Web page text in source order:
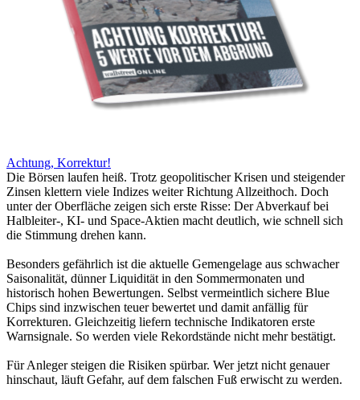
Achtung, Korrektur!
Die Börsen laufen heiß. Trotz geopolitischer Krisen und steigender
Zinsen klettern viele Indizes weiter Richtung Allzeithoch. Doch
unter der Oberfläche zeigen sich erste Risse: Der Abverkauf bei
Halbleiter-, KI- und Space-Aktien macht deutlich, wie schnell sich
die Stimmung drehen kann.
Besonders gefährlich ist die aktuelle Gemengelage aus schwacher
Saisonalität, dünner Liquidität in den Sommermonaten und
historisch hohen Bewertungen. Selbst vermeintlich sichere Blue
Chips sind inzwischen teuer bewertet und damit anfällig für
Korrekturen. Gleichzeitig liefern technische Indikatoren erste
Warnsignale. So werden viele Rekordstände nicht mehr bestätigt.
Für Anleger steigen die Risiken spürbar. Wer jetzt nicht genauer
hinschaut, läuft Gefahr, auf dem falschen Fuß erwischt zu werden.